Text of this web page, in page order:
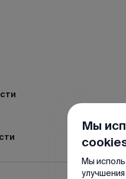
Мы
Мы